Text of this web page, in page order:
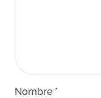
Nombre *